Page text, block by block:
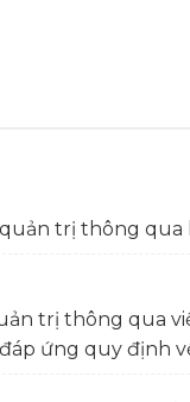
trị thông qua
trị thông qua
ứng quy định